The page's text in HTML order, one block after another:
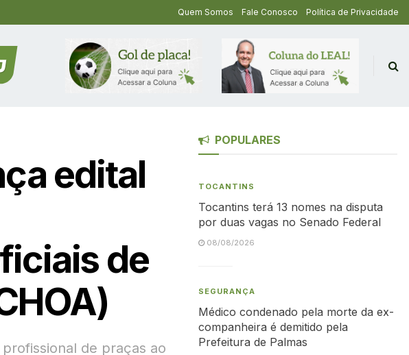
Quem Somos Fale Conosco Política de Privacidade
edital
de
de praças ao
POPULARES
TOCANTINS
Tocantins terá 13 nomes na disputa
por duas vagas no Senado Federal
08/08/2026
SEGURANÇA
Médico condenado pela morte da ex-
companheira é demitido pela
Prefeitura de Palmas